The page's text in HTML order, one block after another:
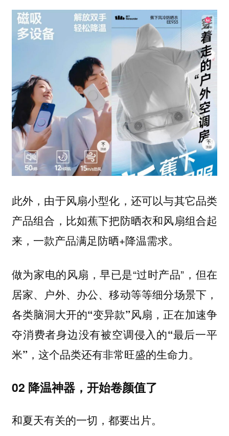
此外，由于风扇小型化，还可以与其它品类
产品组合，比如蕉下把防晒衣和风扇组合起
来，一款产品满足防晒+降温需求。
做为家电的风扇，早已是“过时产品”，但在
居家、户外、办公、移动等等细分场景下，
各类脑洞大开的“变异款”风扇，正在加速争
夺消费者身边没有被空调侵入的“最后一平
米” ，这个品类还有非常旺盛的生命力。
02 降温神器，开始卷颜值了
和夏天有关的一切，都要出片。